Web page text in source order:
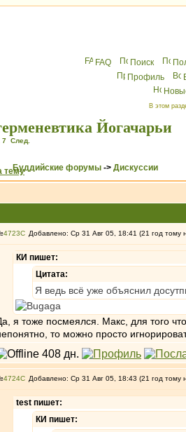
FAQ Поиск
Профиль
В этом
Йогачарьи
7 След.
Буддийские форумы -> Дискуссии
4723 Добавлено: Ср 31 Авг 05, 18:41 (21 год тому
КИ пишет:
Цитата:
Я ведь всё уже объяснил
я тоже посмеялся. Макс, для того
то можно просто
4724 Добавлено: Ср 31 Авг 05, 18:43 (21 год тому
test пишет:
КИ пишет: